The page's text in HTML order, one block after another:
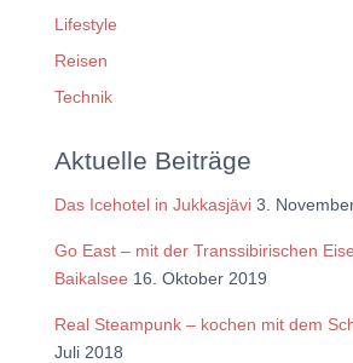
Lifestyle
Reisen
Technik
Aktuelle Beiträge
Das Icehotel in Jukkasjävi 3.
Go East – mit der Transsibirischen
Baikalsee 16. Oktober 2019
Real Steampunk – kochen mit dem
Juli 2018